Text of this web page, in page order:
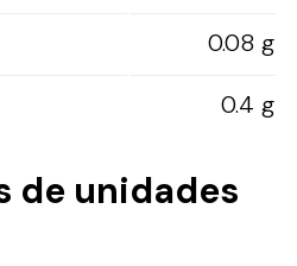
0.08 g
0.4 g
de unidades